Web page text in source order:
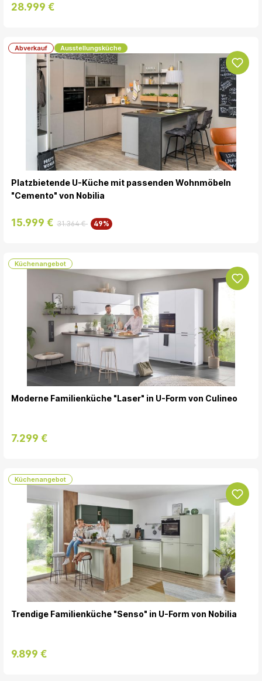
28.999 €
Abverkauf Ausstellungsküche
Platzbietende U-Küche mit passenden Wohnmöbeln
"Cemento" von Nobilia
15.999 € 31.364 € 49%
Küchenangebot
Moderne Familienküche "Laser" in U-Form von Culineo
7.299 €
Küchenangebot
Trendige Familienküche "Senso" in U-Form von Nobilia
9.899 €